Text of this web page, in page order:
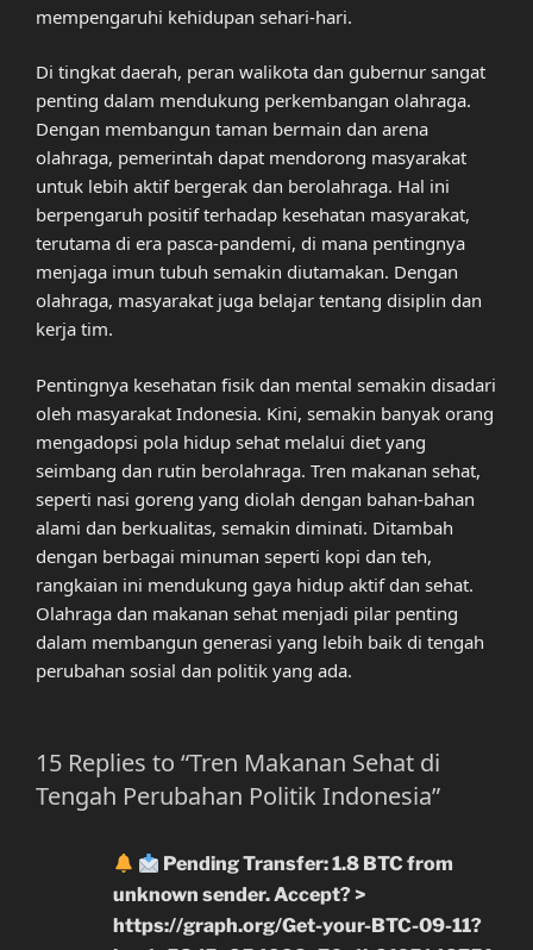
mempengaruhi kehidupan sehari-hari.
Di tingkat daerah, peran walikota dan gubernur sangat
penting dalam mendukung perkembangan olahraga.
Dengan membangun taman bermain dan arena
olahraga, pemerintah dapat mendorong masyarakat
untuk lebih aktif bergerak dan berolahraga. Hal ini
berpengaruh positif terhadap kesehatan masyarakat,
terutama di era pasca-pandemi, di mana pentingnya
menjaga imun tubuh semakin diutamakan. Dengan
olahraga, masyarakat juga belajar tentang disiplin dan
kerja tim.
Pentingnya kesehatan fisik dan mental semakin disadari
oleh masyarakat Indonesia. Kini, semakin banyak orang
mengadopsi pola hidup sehat melalui diet yang
seimbang dan rutin berolahraga. Tren makanan sehat,
seperti nasi goreng yang diolah dengan bahan-bahan
alami dan berkualitas, semakin diminati. Ditambah
dengan berbagai minuman seperti kopi dan teh,
rangkaian ini mendukung gaya hidup aktif dan sehat.
Olahraga dan makanan sehat menjadi pilar penting
dalam membangun generasi yang lebih baik di tengah
perubahan sosial dan politik yang ada.
15 Replies to “Tren Makanan Sehat di
Tengah Perubahan Politik Indonesia”
Pending Transfer: 1.8 BTC from
unknown sender. Accept? >
https://graph.org/Get-your-BTC-09-11?